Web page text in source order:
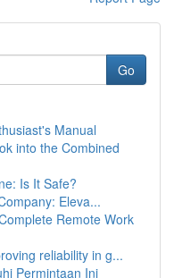
Go
Manual
into the Combined
Is It Safe?
Eleva...
Remote Work
reliability in g...
Permintaan Ini